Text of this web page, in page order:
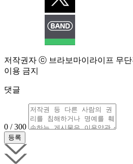
저작권자 ⓒ 브라보마이라이프 무
이용 금지
댓글
0 / 300